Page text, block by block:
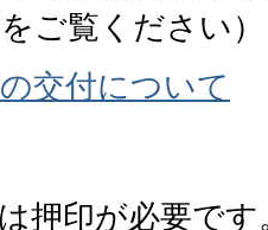
ご覧ください）
交付について
押印が必要です